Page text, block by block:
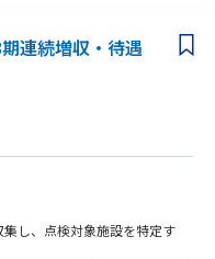
） に続く、空のモビリティの
社との協業を通じて技術・
った技術・知見を融合し、実
ィの実現に向けた挑戦を加速
絆 Joby機日本初飛行
キャリアメンバーと、豊富な自
リッド組織。
署や米国プロジェクトチーム
質保証・整備事業企画を推
とも連携し、今までにない事
企画にチャレンジしている。
業後3度目の）トヨタの空の
悟とそれを実現する拘り
いことにチャレンジし続ける
に学び、常に成長しようと
を楽しめる方
連続増収・待遇
し、点検対象施設を特定す